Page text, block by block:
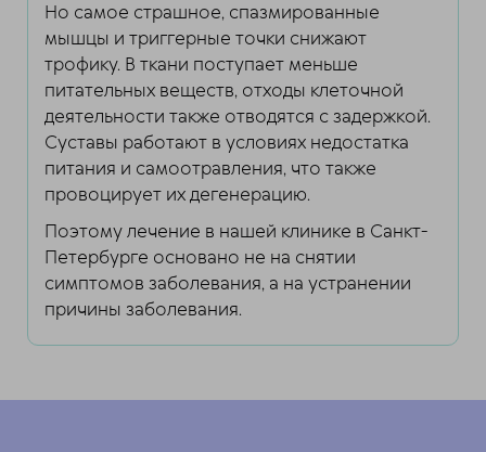
Но самое страшное, спазмированные
мышцы и триггерные точки снижают
трофику. В ткани поступает меньше
питательных веществ, отходы клеточной
деятельности также отводятся с задержкой.
Суставы работают в условиях недостатка
питания и самоотравления, что также
провоцирует их дегенерацию.
Поэтому лечение в нашей клинике в Санкт-
Петербурге основано не на снятии
симптомов заболевания, а на устранении
причины заболевания.